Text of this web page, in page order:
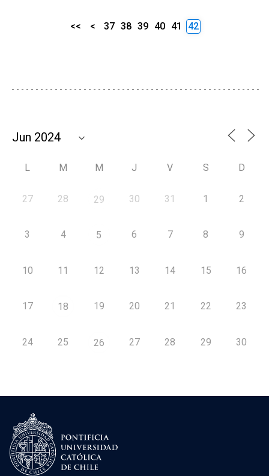
<< < 37 38 39 40 41 42
L M M J V S D
27 28 29 30 31 1 2
3 4 5 6 7 8 9
10 11 12 13 14 15 16
17 18 19 20 21 22 23
24 25 26 27 28 29 30